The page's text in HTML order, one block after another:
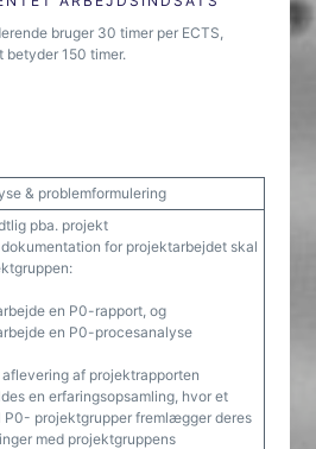
bruger 30 timer per ECTS,
150 timer.
& problemformulering
pba. projekt
dokumentation for projektarbejdet skal
en P0-rapport, og
en P0-procesanalyse
aflevering af projektrapporten
en erfaringsopsamling, hvor et
P0- projektgrupper fremlægger deres
med projektgruppens